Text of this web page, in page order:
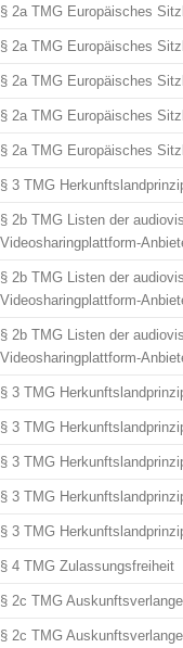
§ 2a TMG Europäisches
§ 2a TMG Europäisches
§ 2a TMG Europäisches
§ 2a TMG Europäisches
§ 2a TMG Europäisches
§ 3 TMG
§ 2b TMG Listen der
Videosharingplattform-
§ 2b TMG Listen der
Videosharingplattform-
§ 2b TMG Listen der
Videosharingplattform-
§ 3 TMG
§ 3 TMG
§ 3 TMG
§ 3 TMG
§ 3 TMG
§ 4 TMG Zulassungsfreiheit
§ 2c TMG
§ 2c TMG